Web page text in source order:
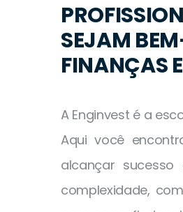
SEJAM
FINANÇAS
A Enginvest é a
Aqui você
alcançar
complexidade,